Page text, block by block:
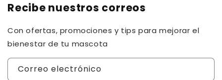
Recibe nuestros correos
Con ofertas, promociones y tips para mejorar el
bienestar de tu mascota
Correo electrónico